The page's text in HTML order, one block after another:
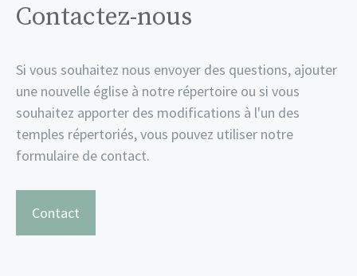
Contactez-nous
Si vous souhaitez nous envoyer des questions, ajouter
une nouvelle église à notre répertoire ou si vous
souhaitez apporter des modifications à l'un des
temples répertoriés, vous pouvez utiliser notre
formulaire de contact.
Contact